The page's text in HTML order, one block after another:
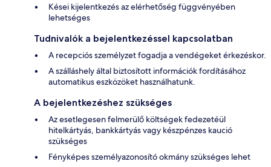
Kései kijelentkezés az elérhetőség függvényében
lehetséges
Tudnivalók a bejelentkezéssel kapcsolatban
A recepciós személyzet fogadja a vendégeket érkezéskor.
A szálláshely által biztosított információk fordításához
automatikus eszközöket használhatunk.
A bejelentkezéshez szükséges
Az esetlegesen felmerülő költségek fedezetéül
hitelkártyás, bankkártyás vagy készpénzes kaució
szükséges
Fényképes személyazonosító okmány szükséges lehet